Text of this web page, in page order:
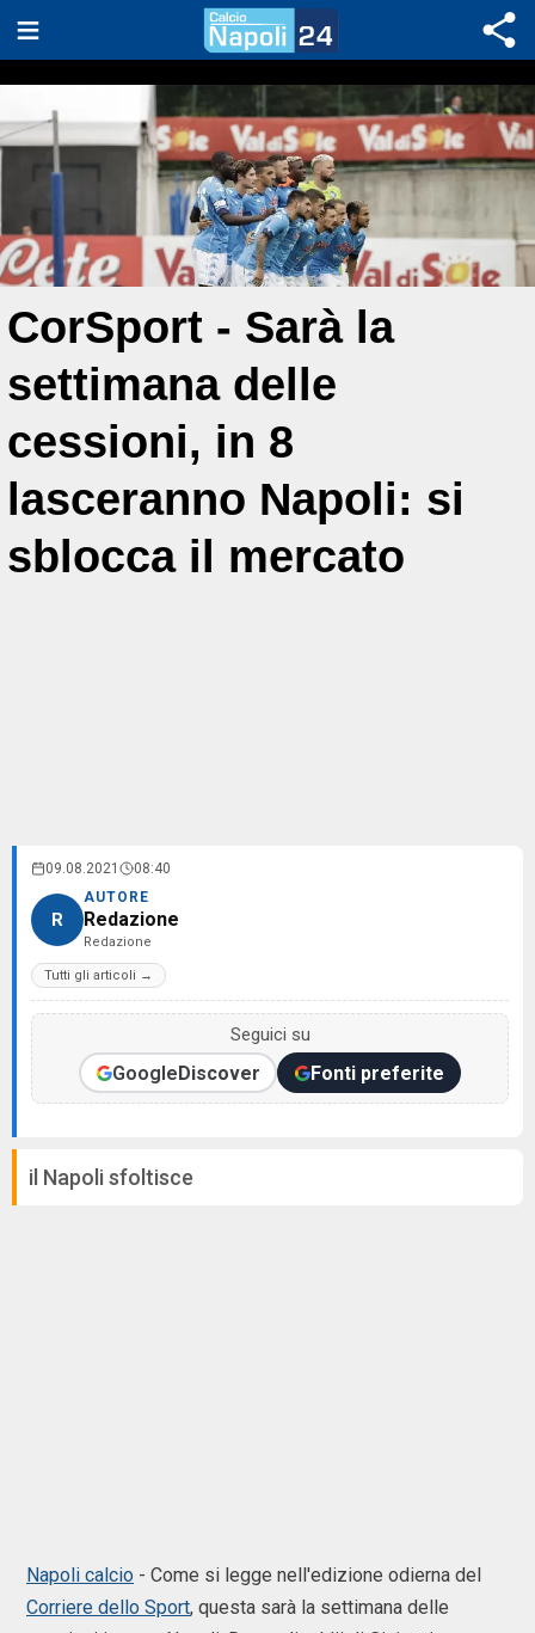
CorSport - Sarà la
settimana delle
cessioni, in 8
lasceranno Napoli: si
sblocca il mercato
09.08.2021 08:40
R
AUTORE
Redazione
Redazione
Tutti gli articoli →
Seguici su
GoogleDiscover Fonti preferite
il Napoli sfoltisce
Napoli calcio - Come si legge nell'edizione odierna del
Corriere dello Sport, questa sarà la settimana delle